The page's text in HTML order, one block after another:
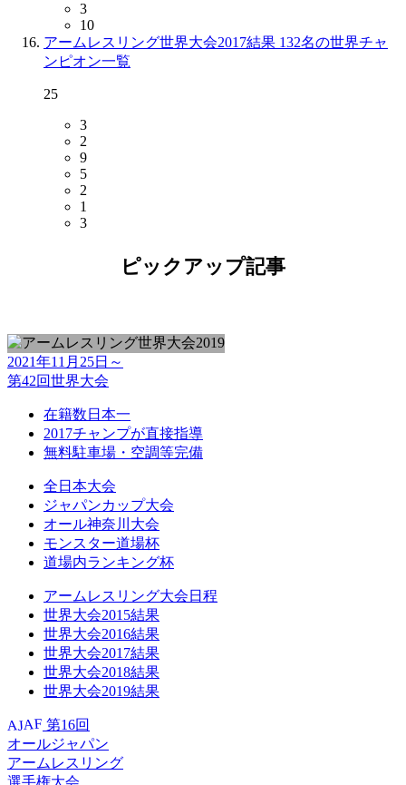
3
10
アームレスリング世界大会2017結果 132名の世界チャ
ンピオン一覧
25
3
2
9
5
2
1
3
ピックアップ記事
2021年11月25日～
第42回世界大会
在籍数日本一
2017チャンプが直接指導
無料駐車場・空調等完備
全日本大会
ジャパンカップ大会
オール神奈川大会
モンスター道場杯
道場内ランキング杯
アームレスリング大会日程
世界大会2015結果
世界大会2016結果
世界大会2017結果
世界大会2018結果
世界大会2019結果
AJAF 第16回
オールジャパン
アームレスリング